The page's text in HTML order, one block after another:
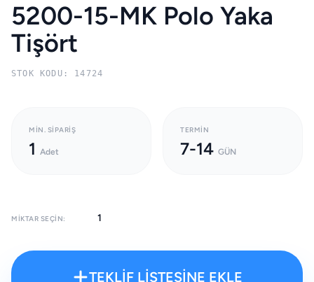
5200-15-MK Polo Yaka
Tişört
STOK KODU: 14724
MIN. SIPARIŞ
1 Adet
TERMIN
7-14 GÜN
MIKTAR SEÇIN:
TEKLİF LİSTESİNE EKLE